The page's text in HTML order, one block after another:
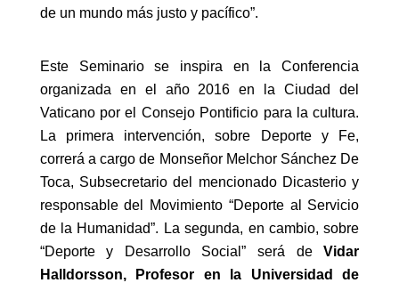
de un mundo más justo y pacífico”.
Este Seminario se inspira en la Conferencia
organizada en el año 2016 en la Ciudad del
Vaticano por el Consejo Pontificio para la cultura.
La primera intervención, sobre Deporte y Fe,
correrá a cargo de Monseñor Melchor Sánchez De
Toca, Subsecretario del mencionado Dicasterio y
responsable del Movimiento “Deporte al Servicio
de la Humanidad”. La segunda, en cambio, sobre
“Deporte y Desarrollo Social” será deVidar
Halldorsson, Profesor en la Universidad de